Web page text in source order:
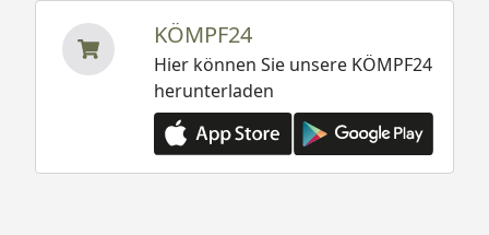
KÖMPF24
Hier können Sie unsere KÖMPF24
herunterladen